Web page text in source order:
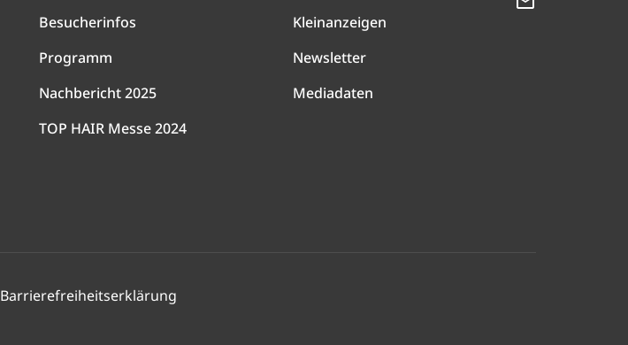
Besucherinfos
Programm
Nachbericht 2025
TOP HAIR Messe 2024
Kleinanzeigen
Newsletter
Mediadaten
Barrierefreiheitserklärung